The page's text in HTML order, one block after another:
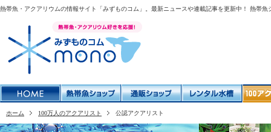
熱帯魚・アクアリウムの情報サイト「みずものコム」。最新ニュースや連載記事を更新中！ 熱帯
ホーム 100万人のアクアリスト 公認アクアリスト